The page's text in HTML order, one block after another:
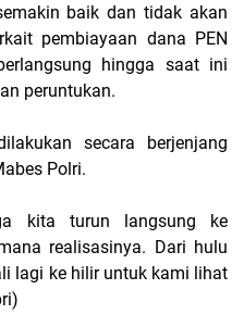
baik dan tidak akan
pembiayaan dana PEN
hingga saat ini
peruntukan.
secara berjenjang
Polri.
kita turun langsung ke
realisasinya. Dari hulu
lagi ke hilir untuk kami lihat